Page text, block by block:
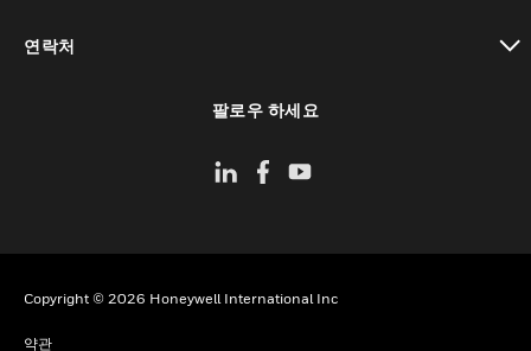
연락처
팔로우 하세요
Copyright © 2026 Honeywell International Inc
약관